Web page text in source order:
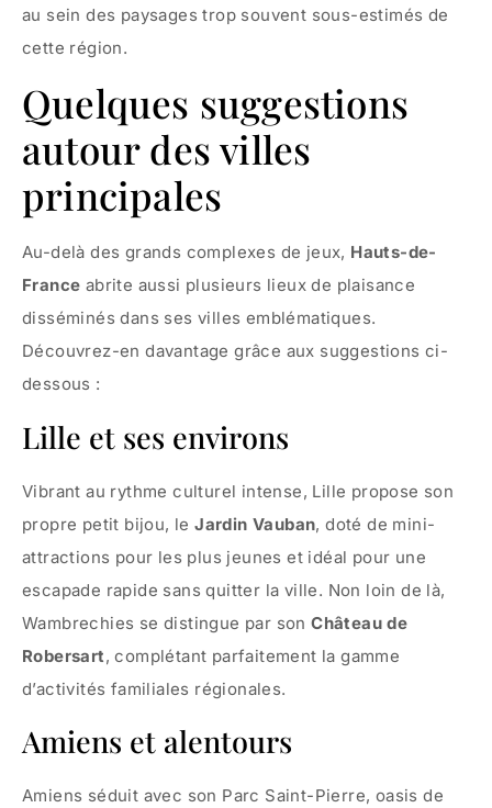
au sein des paysages trop souvent sous-estimés de
cette région.
Quelques suggestions
autour des villes
principales
Au-delà des grands complexes de jeux, Hauts-de-
France abrite aussi plusieurs lieux de plaisance
disséminés dans ses villes emblématiques.
Découvrez-en davantage grâce aux suggestions ci-
dessous :
Lille et ses environs
Vibrant au rythme culturel intense, Lille propose son
propre petit bijou, leJardin Vauban, doté de mini-
attractions pour les plus jeunes et idéal pour une
escapade rapide sans quitter la ville. Non loin de là,
Wambrechies se distingue par sonChâteau de
Robersart, complétant parfaitement la gamme
d’activités familiales régionales.
Amiens et alentours
Amiens séduit avec son Parc Saint-Pierre, oasis de